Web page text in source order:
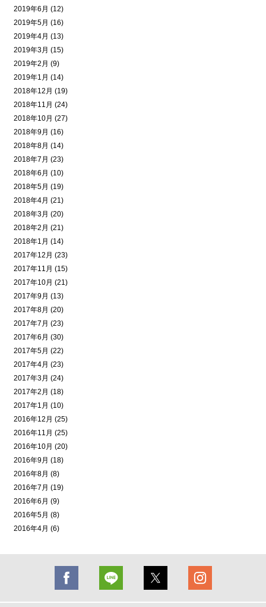
2019年6月 (12)
2019年5月 (16)
2019年4月 (13)
2019年3月 (15)
2019年2月 (9)
2019年1月 (14)
2018年12月 (19)
2018年11月 (24)
2018年10月 (27)
2018年9月 (16)
2018年8月 (14)
2018年7月 (23)
2018年6月 (10)
2018年5月 (19)
2018年4月 (21)
2018年3月 (20)
2018年2月 (21)
2018年1月 (14)
2017年12月 (23)
2017年11月 (15)
2017年10月 (21)
2017年9月 (13)
2017年8月 (20)
2017年7月 (23)
2017年6月 (30)
2017年5月 (22)
2017年4月 (23)
2017年3月 (24)
2017年2月 (18)
2017年1月 (10)
2016年12月 (25)
2016年11月 (25)
2016年10月 (20)
2016年9月 (18)
2016年8月 (8)
2016年7月 (19)
2016年6月 (9)
2016年5月 (8)
2016年4月 (6)